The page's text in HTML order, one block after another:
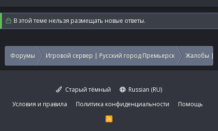
В этой теме нельзя размещать новые ответы.
Форумы Игровой сервер | Русский город Премьерск Жалобы |
Старый тёмный
Russian (RU)
Условия и правила
Политика конфиденциальности Помощь
R
S